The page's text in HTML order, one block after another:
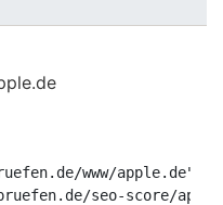
www/apple.de"
seo-score/